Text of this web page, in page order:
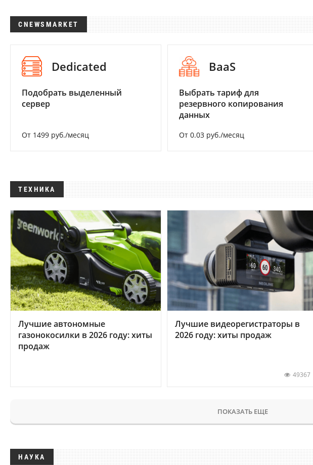
CNEWSMARKET
Dedicated
Подобрать выделенный
сервер
От 1499 руб./месяц
BaaS
Выбрать тариф для
резервного копирования
данных
От 0.03 руб./месяц
ТЕХНИКА
Лучшие автономные
газонокосилки в 2026 году: хиты
продаж
Лучшие видеорегистраторы в
2026 году: хиты продаж
49367
ПОКАЗАТЬ ЕЩЕ
НАУКА